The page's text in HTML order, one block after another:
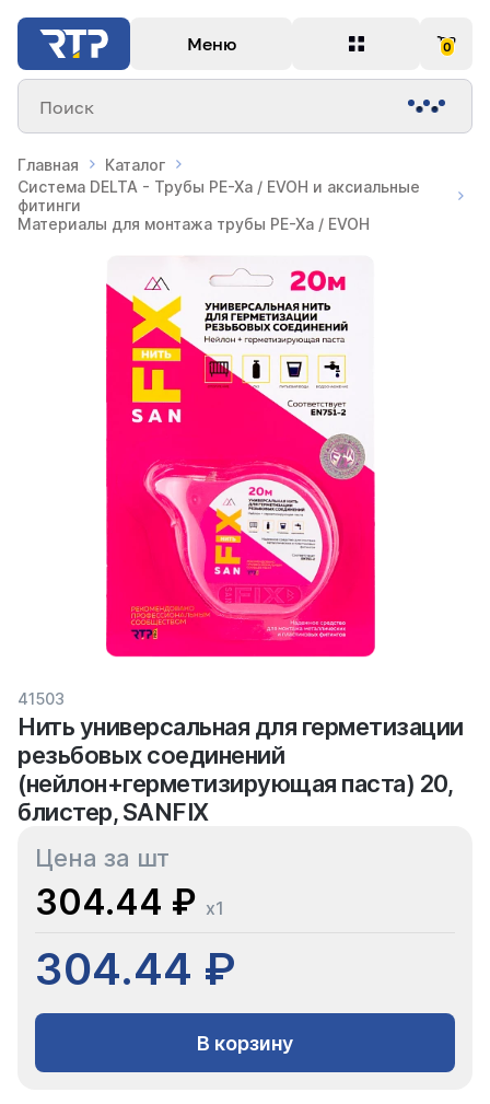
Меню 0
Поиск
Главная
Каталог
Система DELTA - Трубы PE-Xa / EVOH и аксиальные
фитинги
Материалы для монтажа трубы PE-Xa / EVOH
41503
Нить универсальная для герметизации
резьбовых соединений
(нейлон+герметизирующая паста) 20,
блистер, SANFIX
Цена за шт
304.44 ₽ x1
304.44 ₽
В корзину